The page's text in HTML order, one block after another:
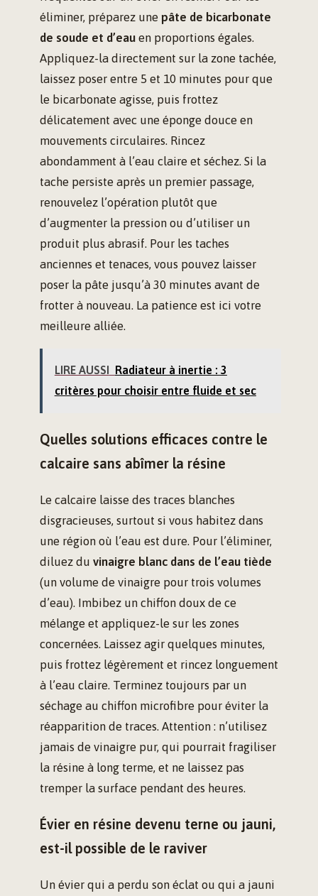
éliminer, préparez une pâte de bicarbonate
de soude et d’eau en proportions égales.
Appliquez-la directement sur la zone tachée,
laissez poser entre 5 et 10 minutes pour que
le bicarbonate agisse, puis frottez
délicatement avec une éponge douce en
mouvements circulaires. Rincez
abondamment à l’eau claire et séchez. Si la
tache persiste après un premier passage,
renouvelez l’opération plutôt que
d’augmenter la pression ou d’utiliser un
produit plus abrasif. Pour les taches
anciennes et tenaces, vous pouvez laisser
poser la pâte jusqu’à 30 minutes avant de
frotter à nouveau. La patience est ici votre
meilleure alliée.
LIRE AUSSI
Radiateur à inertie : 3
critères pour choisir entre fluide et sec
Quelles solutions efficaces contre le
calcaire sans abîmer la résine
Le calcaire laisse des traces blanches
disgracieuses, surtout si vous habitez dans
une région où l’eau est dure. Pour l’éliminer,
diluez du vinaigre blanc dans de l’eau tiède
(un volume de vinaigre pour trois volumes
d’eau). Imbibez un chiffon doux de ce
mélange et appliquez-le sur les zones
concernées. Laissez agir quelques minutes,
puis frottez légèrement et rincez longuement
à l’eau claire. Terminez toujours par un
séchage au chiffon microfibre pour éviter la
réapparition de traces. Attention : n’utilisez
jamais de vinaigre pur, qui pourrait fragiliser
la résine à long terme, et ne laissez pas
tremper la surface pendant des heures.
Évier en résine devenu terne ou jauni,
est-il possible de le raviver
Un évier qui a perdu son éclat ou qui a jauni